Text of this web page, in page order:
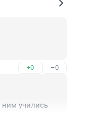
+0 –0
учились